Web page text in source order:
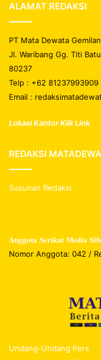
ALAMAT REDAKSI
PT Mata Dewata
Jl. Waribang Gg. Titi
80237
Telp : +62 81237993909
Email :
Lokasi Kantor Klik Link
REDAKSI
Susunan Redaksi
𝐀𝐧𝐠𝐠𝐨𝐭𝐚 𝐒𝐞𝐫𝐢𝐤𝐚𝐭 𝐌𝐞𝐝𝐢𝐚
Nomor Anggota: 042 /
Undang-Undang Pers